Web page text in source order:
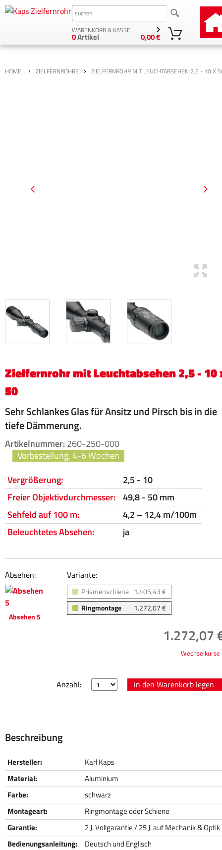
WARENKORB & KASSE
0,00 €
0Artikel
HOME › ZIELFERNROHRE › ZIELFERNROHR MIT LEUCHTABSEHEN 2,5 - 10 X
Zielfernrohr mit Leuchtabsehen 2,5 - 10
50
Sehr Schlankes Glas für Ansitz und Pirsch bis in die
tiefe Dämmerung.
Artikelnummer:260-250-000
Vorbestellung, 4-6 Wochen
Vergrößerung:
2,5 - 10
Freier Objektivdurchmesser: 49,8 - 50 mm
Sehfeld auf 100 m:
4,2 – 12,4 m/100m
Beleuchtetes Absehen:
ja
Absehen:
Absehen 5
Variante:
1.405,43 €
Prismenschiene
1.272,07 €
Ringmontage
1.272,07
Wechselkurse
Anzahl:
Beschreibung
Hersteller:
Karl Kaps
Material:
Aluminium
Farbe:
schwarz
Montageart:
Ringmontage oder Schiene
Garantie:
2 J. Vollgarantie / 25 J. auf Mechanik & Optik
Bedienungsanleitung:
Deutsch und Englisch